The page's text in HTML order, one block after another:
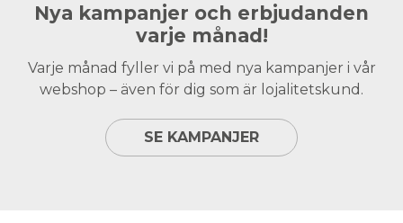
Nya kampanjer och erbjudanden
varje månad!
Varje månad fyller vi på med nya kampanjer i vår
webshop – även för dig som är lojalitetskund.
SE KAMPANJER